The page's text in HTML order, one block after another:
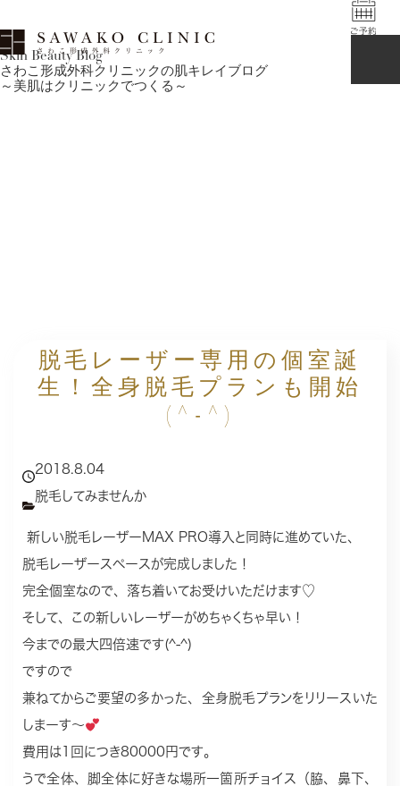
Skin Beauty Blog
さわこ形成外科クリニックの肌キレイブログ
～美肌はクリニックでつくる～
脱毛レーザー専用の個室誕
生！全身脱毛プランも開始
(^-^)
2018.8.04
脱毛してみませんか
新しい脱毛レーザーMAX PRO導入と同時に進めていた、
脱毛レーザースペースが完成しました！
完全個室なので、落ち着いてお受けいただけます♡
そして、この新しいレーザーがめちゃくちゃ早い！
今までの最大四倍速です(^-^)
ですので
兼ねてからご要望の多かった、全身脱毛プランをリリースいた
しまーす〜
費用は1回につき80000円です。
うで全体、脚全体に好きな場所一箇所チョイス（脇、鼻下、